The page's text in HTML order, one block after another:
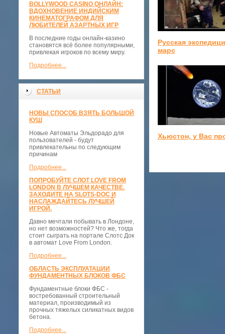
BOLLYWOOD CASINO ОНЛАЙН:
ВДОХНОВЕНИЕ ИНДИЙСКИМ
КИНЕМАТОГРАФОМ ДЛЯ
ЛЮБИТЕЛЕЙ АЗАРТНЫХ ИГР
В последние годы онлайн-казино
становятся всё более популярными,
привлекая игроков по всему миру.
Подробнее...
СТАТЬИ
НОВЫ СПОСОБ ВЗЯТЬ БОЛЬШОЙ
КУШ
Новые Автоматы Эльдорадо для
пользователей - будут
привлекательны по следующим
причинам
Подробнее...
ПОПРОБУЙТЕ СЛОТ LOVE FROM
LONDON В ЛУЧШЕМ КАЧЕСТВЕ.
ЗАХОДИТЕ НА SLOTS-DOC И
НАСЛАЖДАЙТЕСЬ ЛУЧШЕЙ
ИГРОЙ.
Давно мечтали побывать в Лондоне,
но нет возможностей? Что же, тогда
стоит сыграть на портале Слотс Док
в автомат Love From London.
Подробнее...
ОБЛАСТЬ ЭКСПЛУАТАЦИИ
ФУНДАМЕНТНЫХ БЛОКОВ ФБС
Фундаментные блоки ФБС -
востребованный строительный
материал, производимый из
прочных тяжелых силикатных видов
бетона.
Подробнее...
Русская
марс
Хьюстон, у Вас